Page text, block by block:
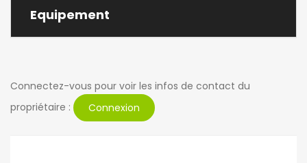
Equipement
Connectez-vous pour voir les infos de contact du
propriétaire :
Connexion